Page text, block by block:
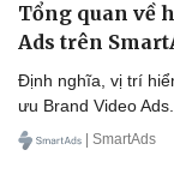
Tổng quan về
Ads trên
Định nghĩa, vị trí
ưu Brand Video Ads.
| SmartAds